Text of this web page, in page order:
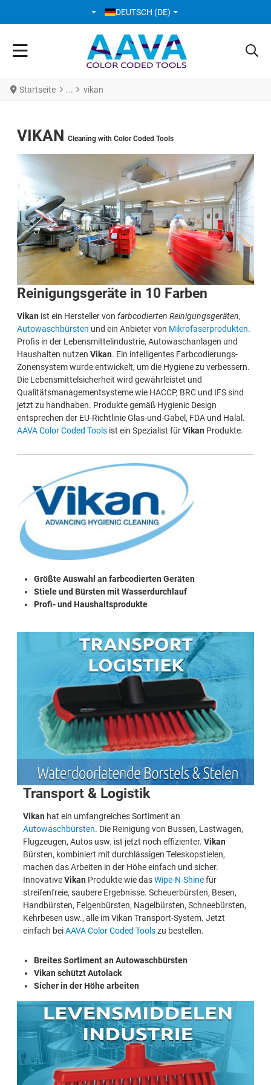
SPRACHE AUSWÄHLEN
DEUTSCH (DE)
Startseite vikan
VIKAN Cleaning with Color Coded Tools
Reinigungsgeräte in 10 Farben
Vikan ist ein Hersteller von farbcodierten Reinigungsgeräten,
Autowaschbürsten und ein Anbieter von Mikrofaserprodukten.
Profis in der Lebensmittelindustrie, Autowaschanlagen und
Haushalten nutzen Vikan. Ein intelligentes Farbcodierungs-
Zonensystem wurde entwickelt, um die Hygiene zu verbessern.
Die Lebensmittelsicherheit wird gewährleistet und
Qualitätsmanagementsysteme wie HACCP, BRC und IFS sind
jetzt zu handhaben. Produkte gemäß Hygienic Design
entsprechen der EU-Richtlinie Glas-und-Gabel, FDA und Halal.
AAVA Color Coded Tools ist ein Spezialist fürVikan Produkte.
Größte Auswahl an farbcodierten Geräten
Stiele und Bürsten mit Wasserdurchlauf
Profi- und Haushaltsprodukte
Transport & Logistik
Vikan hat ein umfangreiches Sortiment an
Autowaschbürsten. Die Reinigung von Bussen, Lastwagen,
Flugzeugen, Autos usw. ist jetzt noch effizienter. Vikan
Bürsten, kombiniert mit durchlässigen Teleskopstielen,
machen das Arbeiten in der Höhe einfach und sicher.
InnovativeVikan Produkte wie dasWipe-N-Shinefür
streifenfreie, saubere Ergebnisse. Scheuerbürsten, Besen,
Handbürsten, Felgenbürsten, Nagelbürsten, Schneebürsten,
Kehrbesen usw., alle im Vikan Transport-System. Jetzt
einfach beiAAVA Color Coded Toolszu bestellen.
Breites Sortiment an Autowaschbürsten
Vikan schützt Autolack
Sicher in der Höhe arbeiten